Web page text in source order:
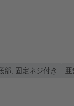
部, 固定ネジ付き 亜